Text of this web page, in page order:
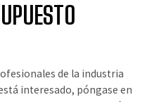
de la industria
interesado, póngase en